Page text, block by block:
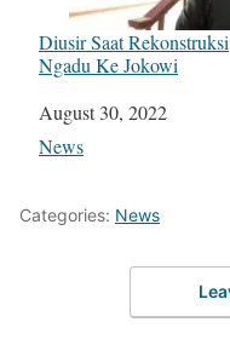
Diusir Saat
Ngadu Ke Jokowi
Date
August 30, 2022
In relation to
News
Categories: News